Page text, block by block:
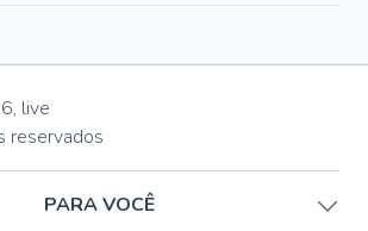
, live
reservados
PARA VOCÊ